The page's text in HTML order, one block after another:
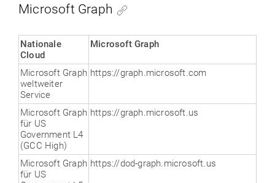
Microsoft Graph
Nationale
Cloud
Microsoft Graph
Microsoft Graph
weltweiter
Service
https://graph.microsoft.com
Microsoft Graph
für US
Government L4
(GCC High)
https://graph.microsoft.us
Microsoft Graph
für US
https://dod-graph.microsoft.us